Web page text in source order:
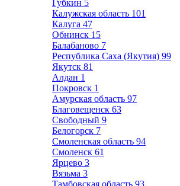
Губкин 5
Калужская область 101
Калуга 47
Обнинск 15
Балабаново 7
Республика Саха (Якутия) 99
Якутск 81
Алдан 1
Покровск 1
Амурская область 97
Благовещенск 63
Свободный 9
Белогорск 7
Смоленская область 94
Смоленск 61
Ярцево 3
Вязьма 3
Тамбовская область 93